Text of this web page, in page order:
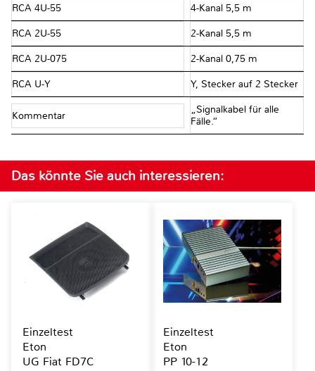
RCA 4U-55 4-Kanal 5,5 m
RCA 2U-55 2-Kanal 5,5 m
RCA 2U-075 2-Kanal 0,75 m
RCA U-Y Y, Stecker auf 2 Stecker
Kommentar
„Signalkabel für alle
Fälle.“
Das könnte Sie auch interessieren:
Einzeltest
Eton
UG Fiat FD7C
Einzeltest
Eton
PP 10-12